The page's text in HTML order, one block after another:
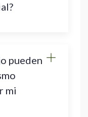
pueden
mi